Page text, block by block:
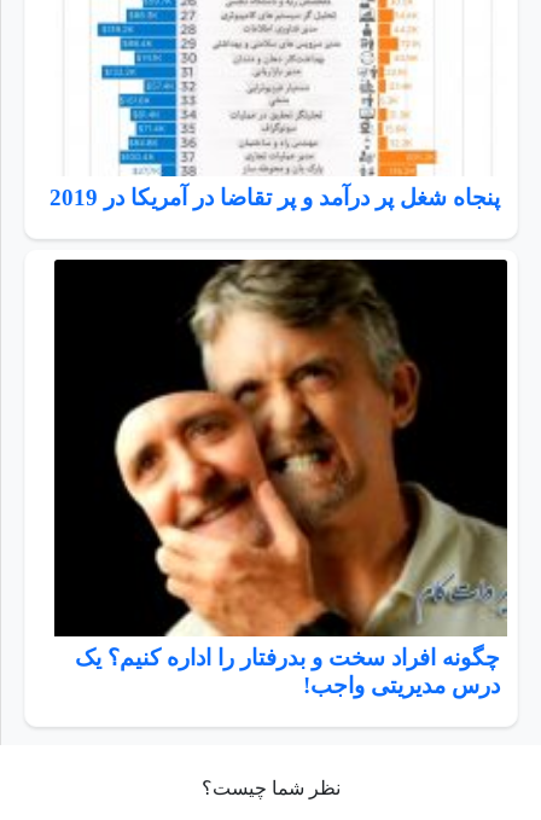
پنجاه شغل پر درآمد و پر تقاضا در آمریکا در 2019
چگونه افراد سخت و بدرفتار را اداره کنیم؟ یک
درس مدیریتی واجب!
نظر شما چیست؟